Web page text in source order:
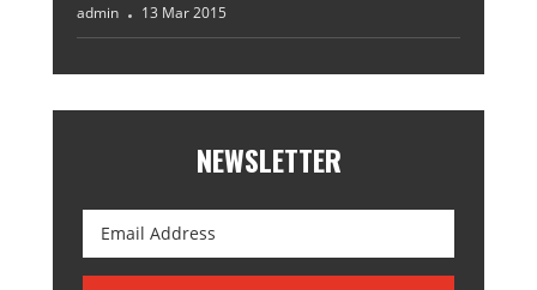
admin 13 Mar 2015
NEWSLETTER